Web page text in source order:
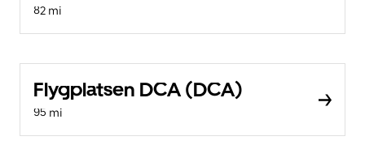
82 mi
Flygplatsen DCA (DCA)
95 mi